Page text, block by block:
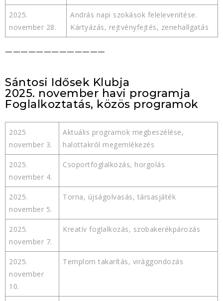
2025.
november 28.
András napi szokások felelevenítése.
Kártyázás, rejtvényfejtés, zenehallgatás
—————————————
Sántosi Idősek Klubja
2025. november havi programja
Foglalkoztatás, közös programok
2025
november 3.
Aktuális programok megbeszélése,
halottakról megemlékezés
2025.
november 4.
Csoportfoglalkozás, horgolás
2025.
november 5.
Torna, újságolvasás, társasjáték
2025.
november 7.
Kreatív foglalkozás, szobakerékpározás
2025.
november
10.
Templom takarítás, virággondozás